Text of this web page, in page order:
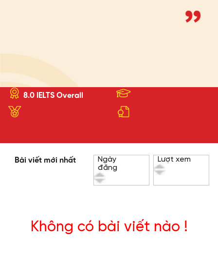
8.0 IELTS Overall
Bài viết mới nhất
Ngày
đăng
Lượt xem
Không có bài viết nào !